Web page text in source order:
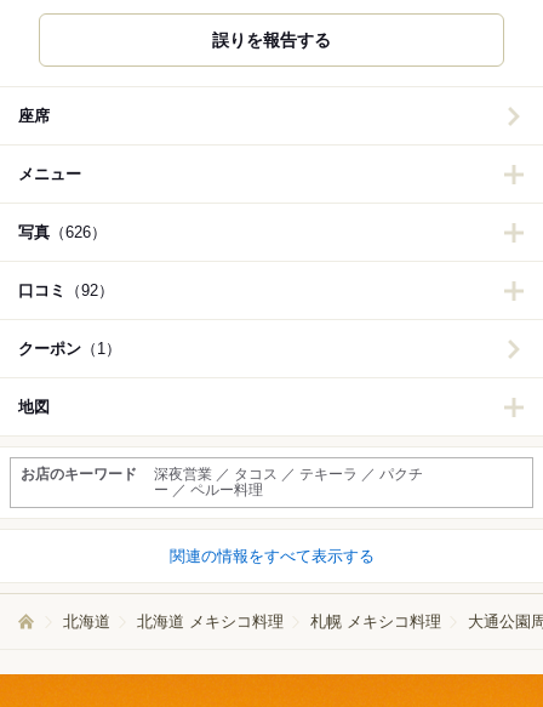
誤りを報告する
座席
メニュー
写真 （626）
口コミ （92）
クーポン （1）
地図
お店のキーワード
深夜営業 ／ タコス ／ テキーラ ／ パクチ
ー ／ ペルー料理
関連の情報をすべて表示する
北海道 北海道 メキシコ料理 札幌 メキシコ料理 大通公園